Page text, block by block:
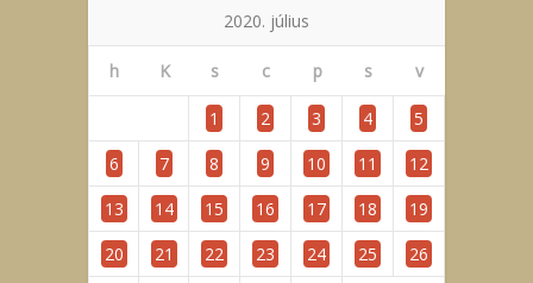
2020. július
h K s c p s v
1 2 3 4
5
6
7 8 9 10 11
12
13
14 15 16 17 18
19
20
21 22 23 24 25
26